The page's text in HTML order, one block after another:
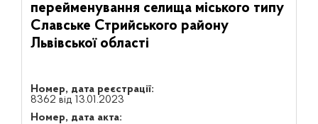
перейменування селища міського типу
Славське Стрийського району
Львівської області
Номер, дата реєстрації:
8362 від 13.01.2023
Номер, дата акта: